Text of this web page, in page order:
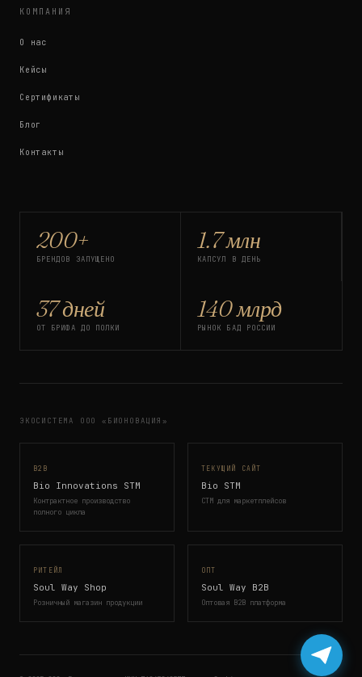
КОМПАНИЯ
О нас
Кейсы
Сертификаты
Блог
Контакты
200+
БРЕНДОВ ЗАПУЩЕНО
1.7 млн
КАПСУЛ В ДЕНЬ
37 дней
ОТ БРИФА ДО ПОЛКИ
140 млрд
РЫНОК БАД РОССИИ
ЭКОСИСТЕМА ООО «БИОНОВАЦИЯ»
B2B
Bio Innovations STM
Контрактное производство
полного цикла
ТЕКУЩИЙ САЙТ
Bio STM
СТМ для маркетплейсов
РИТЕЙЛ
Soul Way Shop
Розничный магазин продукции
ОПТ
Soul Way B2B
Оптовая B2B платформа